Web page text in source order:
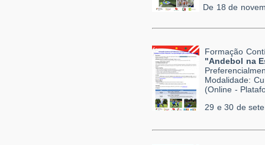
De 18 de
Formação
"Andebol na
Modalidade:
(Online -
29 e 30 de